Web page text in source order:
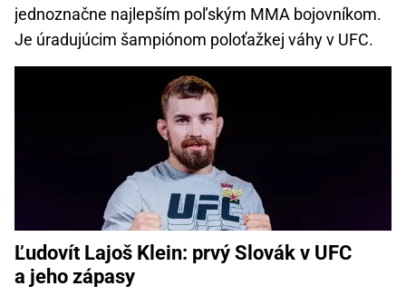
jednoznačne najlepším poľským MMA bojovníkom.
Je úradujúcim šampiónom poloťažkej váhy v UFC.
Ľudovít Lajoš Klein: prvý Slovák v UFC
a jeho zápasy